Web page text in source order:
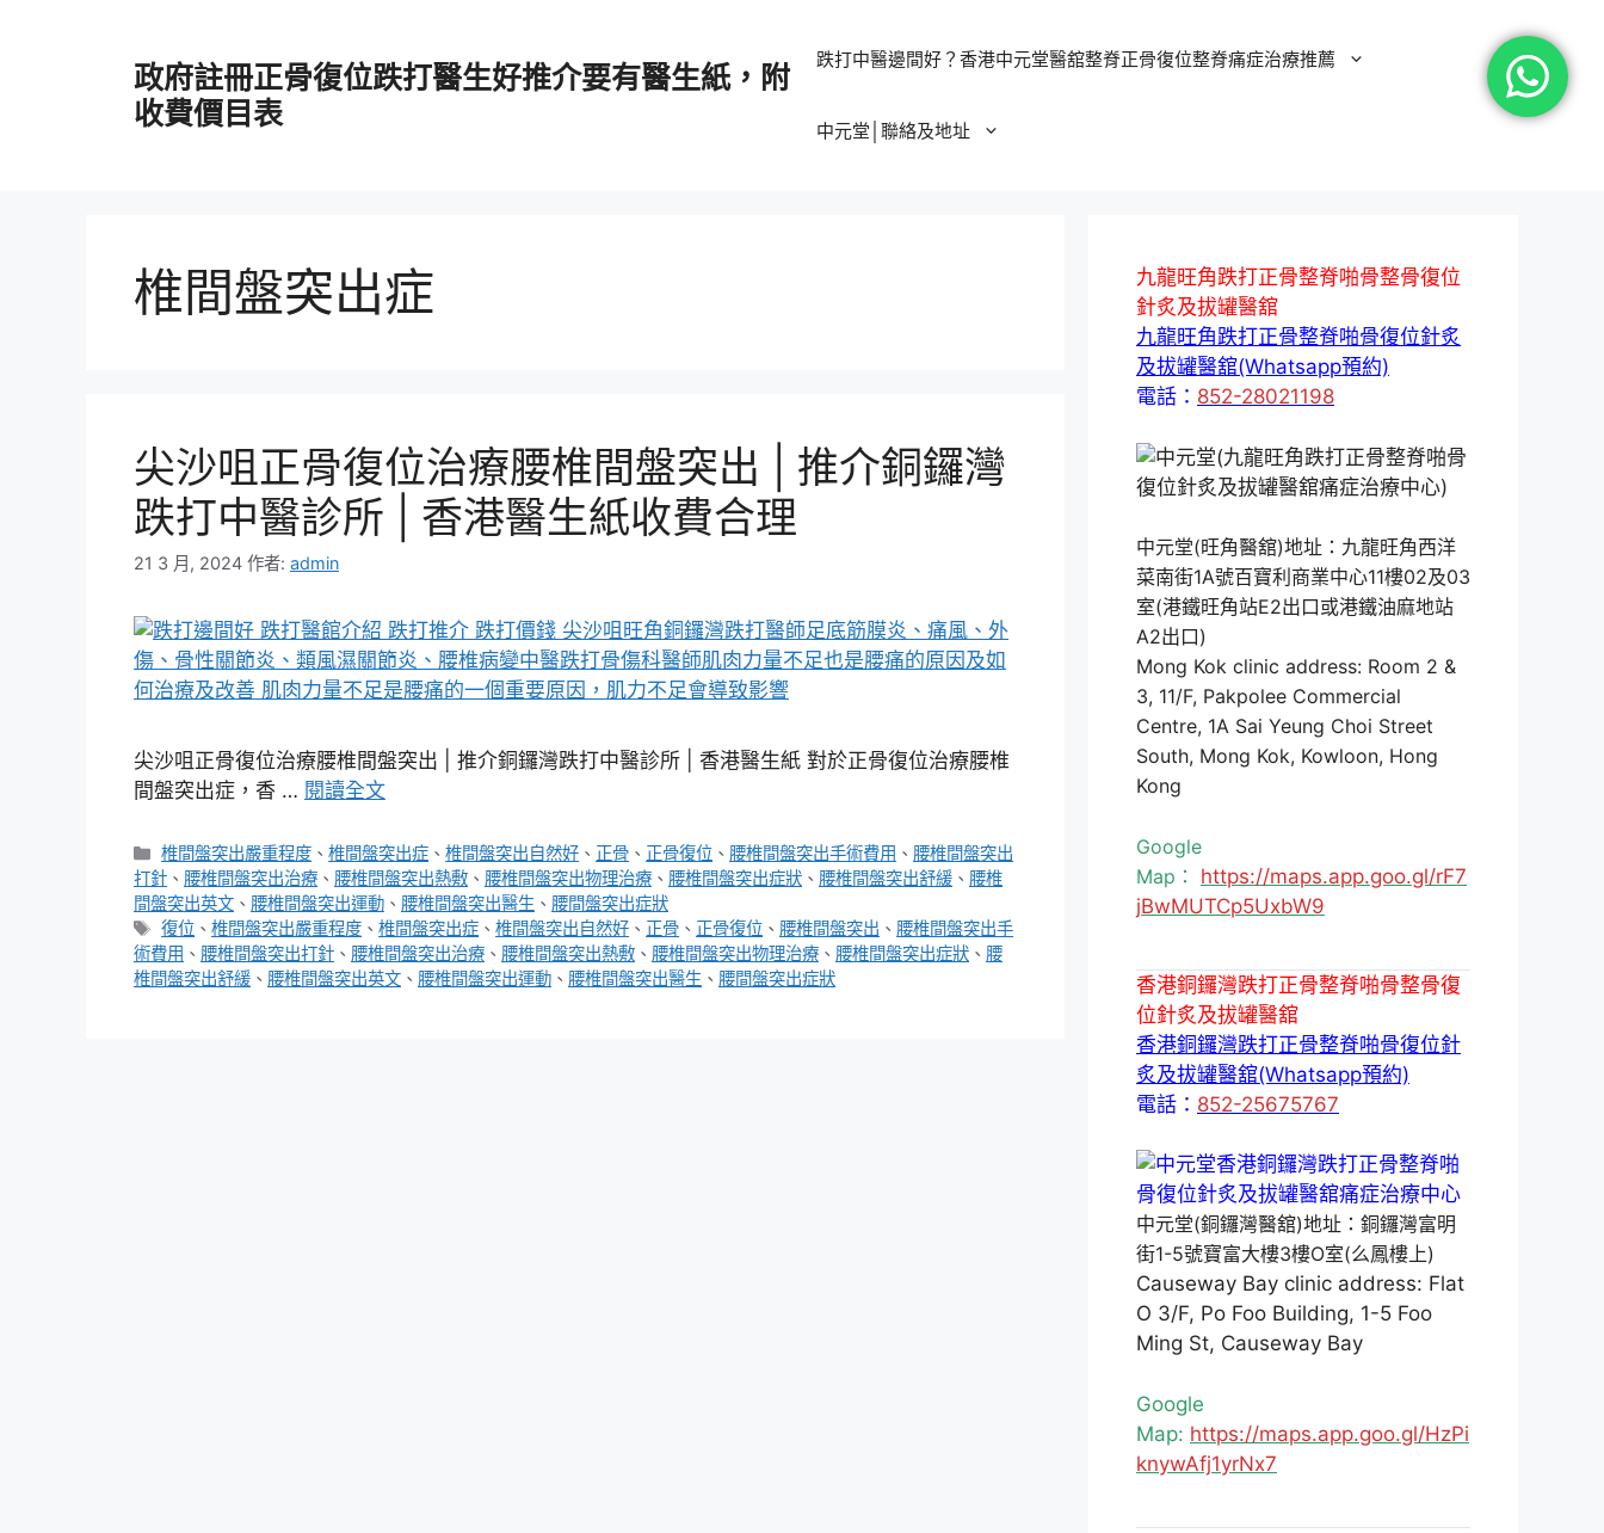
政府註冊正骨復位跌打醫生好推介要有醫生紙，附
收費價目表
跌打中醫邊間好？香港中元堂醫舘整脊正骨復位整脊痛症治療推薦
中元堂│聯絡及地址
椎間盤突出症
尖沙咀正骨復位治療腰椎間盤突出 | 推介銅鑼灣
跌打中醫診所 | 香港醫生紙收費合理
21 3 月, 2024 作者: admin
尖沙咀正骨復位治療腰椎間盤突出 | 推介銅鑼灣跌打中醫診所 | 香港醫生紙 對於正骨復位治療腰椎
間盤突出症，香 … 閱讀全文
分
類
椎間盤突出嚴重程度 、椎間盤突出症 、椎間盤突出自然好 、 正骨 、 正骨復位 、 腰椎間盤突出手術費用 、 腰椎間盤突出
打針 、 腰椎間盤突出治療 、 腰椎間盤突出熱敷 、 腰椎間盤突出物理治療 、 腰椎間盤突出症狀 、 腰椎間盤突出舒緩 、 腰椎
間盤突出英文 、 腰椎間盤突出運動 、 腰椎間盤突出醫生 、 腰間盤突出症狀
標
籤
復位 、椎間盤突出嚴重程度 、椎間盤突出症 、椎間盤突出自然好 、 正骨 、 正骨復位 、 腰椎間盤突出 、 腰椎間盤突出手
術費用 、 腰椎間盤突出打針 、 腰椎間盤突出治療 、 腰椎間盤突出熱敷 、 腰椎間盤突出物理治療 、 腰椎間盤突出症狀 、 腰
椎間盤突出舒緩 、 腰椎間盤突出英文 、 腰椎間盤突出運動 、 腰椎間盤突出醫生 、 腰間盤突出症狀
九龍旺角跌打正骨整脊啪骨整骨復位
針炙及拔罐醫舘
九龍旺角跌打正骨整脊啪骨復位針炙
及拔罐醫舘(Whatsapp預約)
電話： 852-28021198
中元堂(旺角醫舘)地址：九龍旺角西洋
菜南街1A號百寶利商業中心11樓02及03
室(港鐵旺角站E2出口或港鐵油麻地站
A2出口)
Mong Kok clinic address: Room 2 &
3, 11/F, Pakpolee Commercial
Centre, 1A Sai Yeung Choi Street
South, Mong Kok, Kowloon, Hong
Kong
Google
Map： https://maps.app.goo.gl/rF7
jBwMUTCp5UxbW9
香港銅鑼灣跌打正骨整脊啪骨整骨復
位針炙及拔罐醫舘
香港銅鑼灣跌打正骨整脊啪骨復位針
炙及拔罐醫舘(Whatsapp預約)
電話： 852-25675767
中元堂(銅鑼灣醫舘)地址：銅鑼灣富明
街1-5號寶富大樓3樓O室(么鳳樓上)
Causeway Bay clinic address: Flat
O 3/F, Po Foo Building, 1-5 Foo
Ming St, Causeway Bay
Google
Map: https://maps.app.goo.gl/HzPi
knywAfj1yrNx7